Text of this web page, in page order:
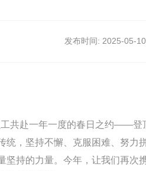
发布时间: 2025-05-10
赴一年一度的春日之约——登顶
，坚持不懈、克服困难、努力
持的力量。今年，让我们再次